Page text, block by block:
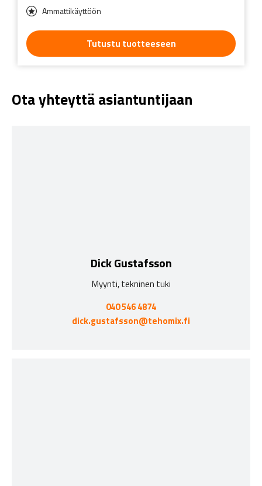
Ammattikäyttöön
Tutustu tuotteeseen
Ota yhteyttä asiantuntijaan
Dick Gustafsson
Myynti, tekninen tuki
040 546 4874
dick.gustafsson@tehomix.fi